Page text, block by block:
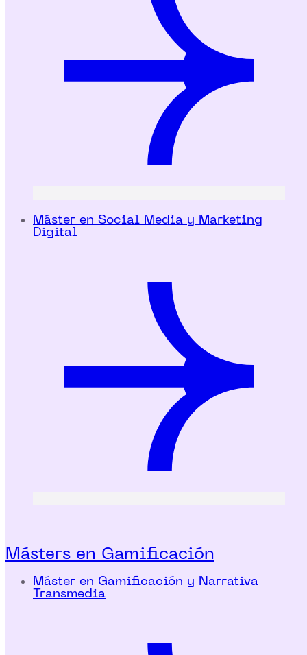
Máster en Social Media y Marketing
Digital
Másters en Gamificación
Máster en Gamificación y Narrativa
Transmedia